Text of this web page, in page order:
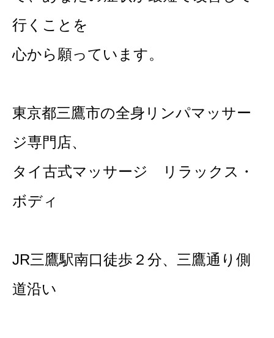
行くことを
心から願っています。
東京都三鷹市の全身リンパマッサー
ジ専門店、
タイ古式マッサージ リラックス・
ボディ
JR三鷹駅南口徒歩２分、三鷹通り側
道沿い